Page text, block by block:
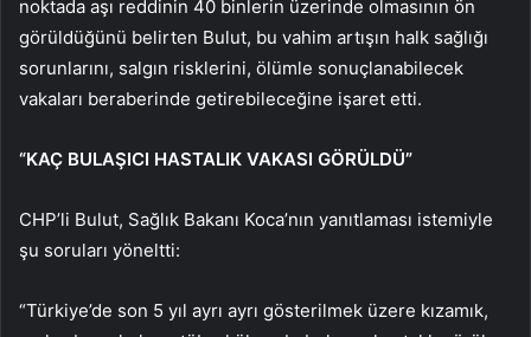
noktada aşı reddinin 40 binlerin üzerinde olmasının ön
görüldüğünü belirten Bulut, bu vahim artışın halk sağlığı
sorunlarını, salgın risklerini, ölümle sonuçlanabilecek
vakaları beraberinde getirebileceğine işaret etti.
“KAÇ BULAŞICI HASTALIK VAKASI GÖRÜLDÜ”
CHP’li Bulut, Sağlık Bakanı Koca’nın yanıtlaması istemiyle
şu soruları yöneltti:
“Türkiye’de son 5 yıl ayrı ayrı gösterilmek üzere kızamık,